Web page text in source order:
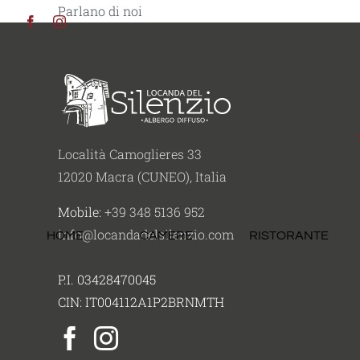
FacebookInstagram
HOME CAMERE RISTORANTE
Parlano di noi
Località Camoglieres 33
12020 Macra (CUNEO), Italia
Mobile: +39 348 5136 952
info@locandadelsilenzio.com
P.I. 03428470045
CIN: IT004112A1P2BRNMTH